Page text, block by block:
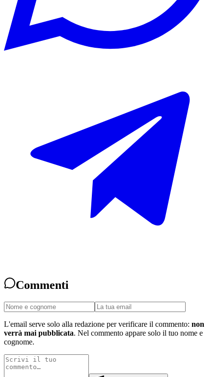
Commenti
L'email serve solo alla redazione per verificare il commento: non
verrà mai pubblicata. Nel commento appare solo il tuo nome e
cognome.